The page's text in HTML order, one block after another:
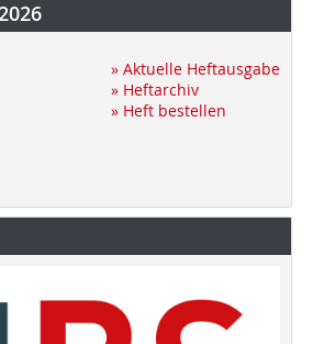
» Aktuelle Heftausgabe
» Heftarchiv
» Heft bestellen